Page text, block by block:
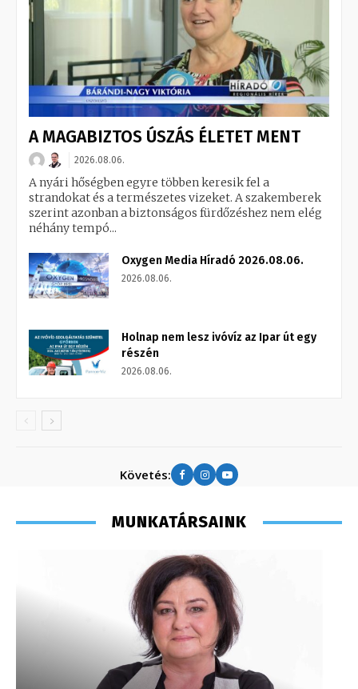
A MAGABIZTOS ÚSZÁS ÉLETET MENT
2026.08.06.
A nyári hőségben egyre többen keresik fel a
strandokat és a természetes vizeket. A szakemberek
szerint azonban a biztonságos fürdőzéshez nem elég
néhány tempó...
Oxygen Media Híradó 2026.08.06.
2026.08.06.
Holnap nem lesz ivóvíz az Ipar út egy
részén
2026.08.06.
Követés:
MUNKATÁRSAINK